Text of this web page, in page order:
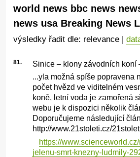
world news bbc news
news usa Breaking News
výsledky řadit dle: relevance |
81.
Sinice – klony závodních koní
...yla možná spíše popravena
počet hvězd ve viditelném
koně, letní voda je
webu je k dispozici několik
Doporučujeme následující
http://www.21stoleti.cz/
https://
jelenu-smrt-knezny-ludmily-